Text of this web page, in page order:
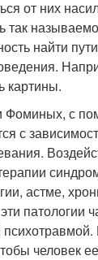
от них
найти
картины.
с
с
астме,
патологии
человек